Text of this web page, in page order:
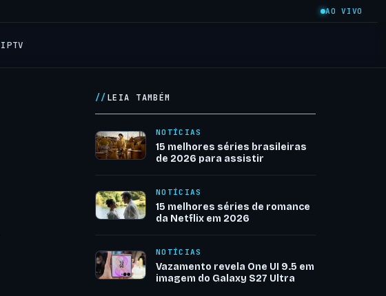
AO VIVO
IPTV
LEIA TAMBÉM
NOTÍCIAS
15 melhores séries brasileiras
de 2026 para assistir
NOTÍCIAS
15 melhores séries de romance
da Netflix em 2026
NOTÍCIAS
Vazamento revela One UI 9.5 em
imagem do Galaxy S27 Ultra